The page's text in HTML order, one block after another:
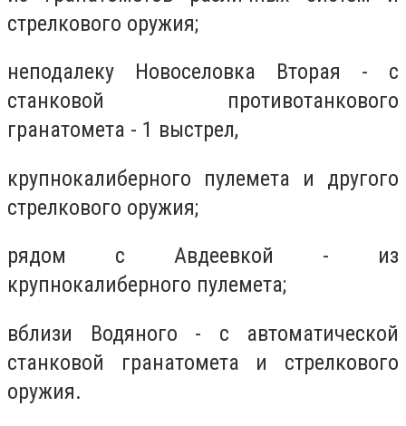
стрелкового оружия;
неподалеку Новоселовка Вторая - с
станковой противотанкового
гранатомета - 1 выстрел,
крупнокалиберного пулемета и другого
стрелкового оружия;
рядом с Авдеевкой - из
крупнокалиберного пулемета;
вблизи Водяного - с автоматической
станковой гранатомета и стрелкового
оружия.